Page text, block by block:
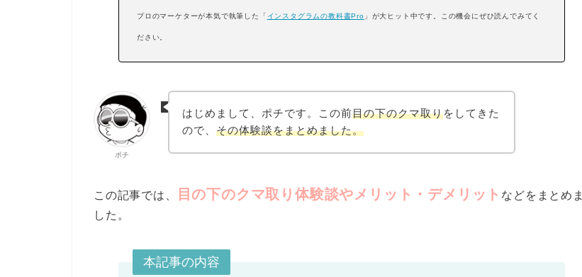
プロのマーケターが本気で執筆した「 インスタグラムの教科書Pro 」が大ヒット中です。この機会にぜひ読んでみてく
ださい。
ポチ
はじめまして、ポチです。この前目の下のクマ取りをしてきた
ので、その体験談をまとめました。
この記事では、 目の下のクマ取り体験談やメリット・デメリット などをまとめま
した。
本記事の内容